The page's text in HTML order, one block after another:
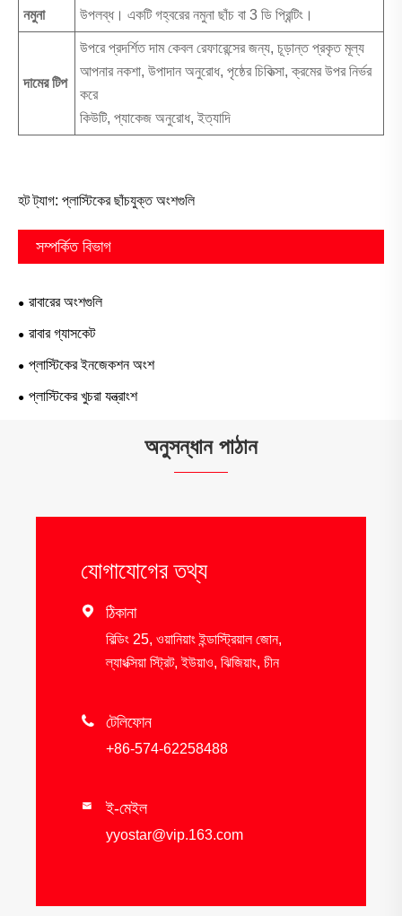
নমুনা উপলব্ধ। একটি গহ্বরের নমুনা ছাঁচ বা 3 ডি প্রিন্টিং।
দামের টিপ
উপরে প্রদর্শিত দাম কেবল রেফারেন্সের জন্য, চূড়ান্ত প্রকৃত মূল্য
আপনার নকশা, উপাদান অনুরোধ, পৃষ্ঠের চিকিত্সা, ক্রমের উপর নির্ভর
করে
কিউটি, প্যাকেজ অনুরোধ, ইত্যাদি
হট ট্যাগ: প্লাস্টিকের ছাঁচযুক্ত অংশগুলি
সম্পর্কিত বিভাগ
রাবারের অংশগুলি
রাবার গ্যাসকেট
প্লাস্টিকের ইনজেকশন অংশ
প্লাস্টিকের খুচরা যন্ত্রাংশ
অনুসন্ধান পাঠান
যোগাযোগের তথ্য
 ঠিকানা
বিল্ডিং 25, ওয়ানিয়াং ইন্ডাস্ট্রিয়াল জোন,
ল্যাংক্সিয়া স্ট্রিট, ইউয়াও, ঝিজিয়াং, চীন
 টেলিফোন
+86-574-62258488
 ই-মেইল
yyostar@vip.163.com